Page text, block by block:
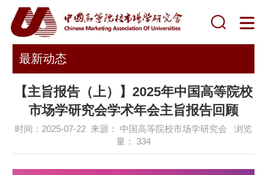
最新动态
【主旨报告（上）】2025年中国高等院校
市场学研究会学术年会主旨报告回顾
时间：2025-07-22 来源： 中国高等院校市场学研究会 浏览
量： 334
，